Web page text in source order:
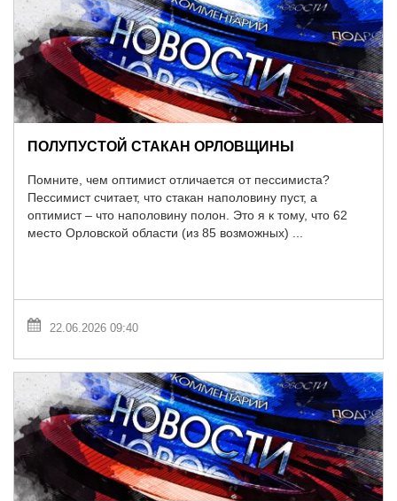
ПОЛУПУСТОЙ СТАКАН ОРЛОВЩИНЫ
Помните, чем оптимист отличается от пессимиста?
Пессимист считает, что стакан наполовину пуст, а
оптимист – что наполовину полон. Это я к тому, что 62
место Орловской области (из 85 возможных) ...
22.06.2026 09:40